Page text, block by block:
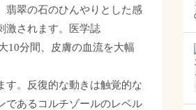
翡翠の石のひんやりとした感
激されます。医学誌
10分間、皮膚の血流を大幅
す。反復的な動きは触覚的な
であるコルチゾールのレベル